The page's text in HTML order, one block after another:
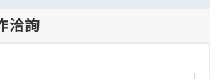
洽詢